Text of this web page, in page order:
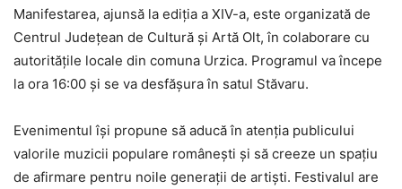
Manifestarea, ajunsă la ediția a XIV-a, este organizată de
Centrul Județean de Cultură și Artă Olt, în colaborare cu
autoritățile locale din comuna Urzica. Programul va începe
la ora 16:00 și se va desfășura în satul Stăvaru.
Evenimentul își propune să aducă în atenția publicului
valorile muzicii populare românești și să creeze un spațiu
de afirmare pentru noile generații de artiști. Festivalul are